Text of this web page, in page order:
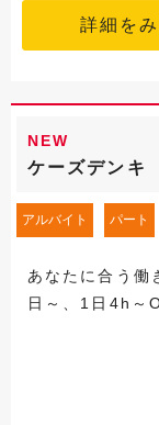
詳細をみ
NEW
ケーズデンキ
アルバイト パート
あなたに合う働
日～、1日4h～